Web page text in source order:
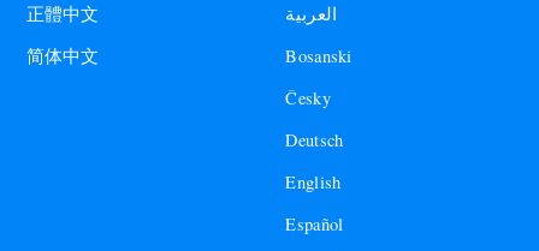
正體中文
简体中文
العربية
Bosanski
Česky
Deutsch
English
Español